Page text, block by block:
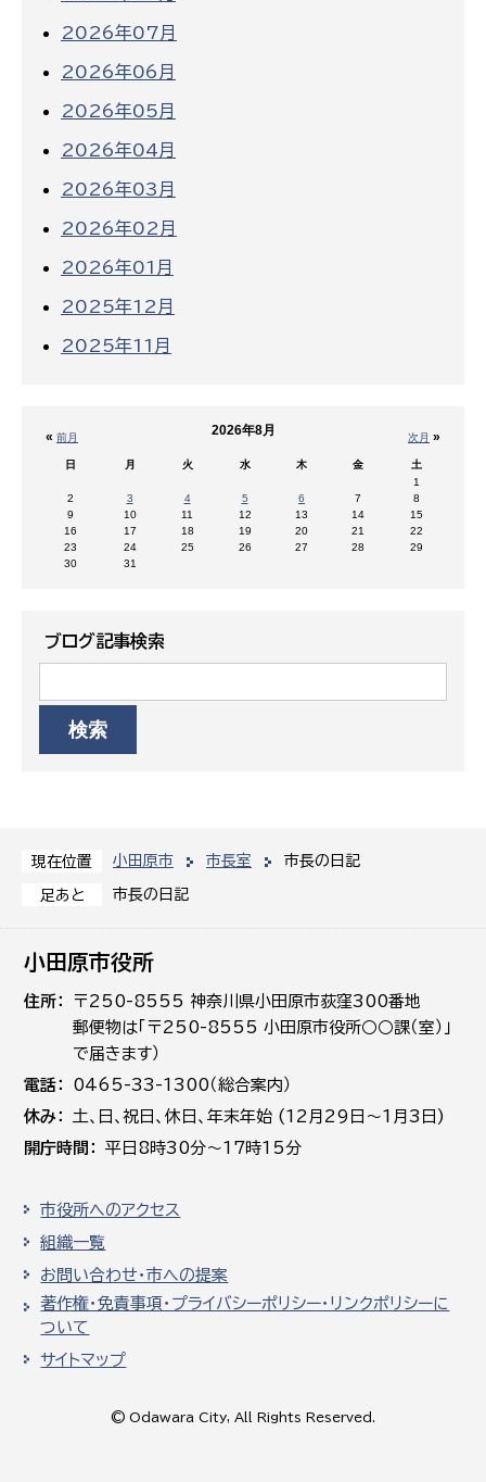
現在位置 小田原市 市長室 市長の日記
足あと 市長の日記
2026年07月
2026年06月
2026年05月
2026年04月
2026年03月
2026年02月
2026年01月
2025年12月
2025年11月
« 前月 次月 »
2026年8月
日 月 火 水 木 金
土
1
2
3 4 5 6 7
8
9
10 11 12 13 14
15
16
17 18 19 20 21
22
23
24 25 26 27 28
29
30
31
ブログ記事検索
小田原市役所
住所
〒250-8555 神奈川県小田原市荻窪300番地
郵便物は「〒250-8555 小田原市役所○○課（室）」
で届きます）
電話
0465-33-1300（総合案内）
休み
土､日､祝日、休日、年末年始 (12月29日～1月3日)
開庁時間
平日8時30分～17時15分
市役所へのアクセス
組織一覧
お問い合わせ・市への提案
著作権・免責事項・プライバシーポリシー・リンクポリシーに
ついて
サイトマップ
© Odawara City, All Rights Reserved.